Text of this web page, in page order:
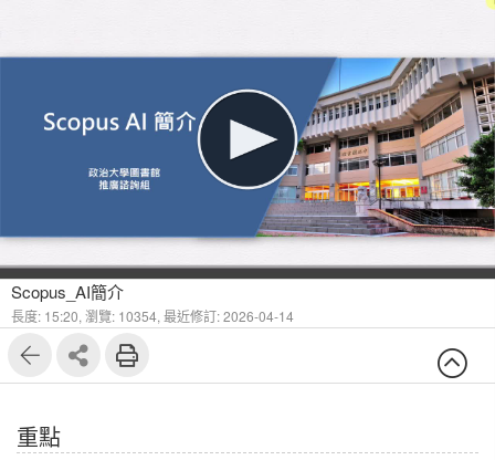
Scopus_AI簡介
長度: 15:20, 瀏覽: 10354, 最近修訂: 2026-04-14
重點